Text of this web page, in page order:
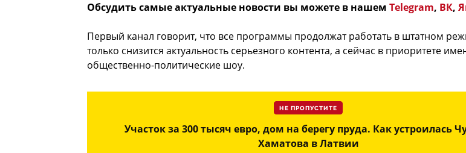
Обсудить самые актуальные новости вы можете в нашем Telegram, ВК,
Первый канал говорит, что все программы продолжат работать в штатном
только снизится актуальность серьезного контента, а сейчас в приоритете
общественно-политические шоу.
НЕ ПРОПУСТИТЕ
Участок за 300 тысяч евро, дом на берегу пруда. Как устроилась
Хаматова в Латвии